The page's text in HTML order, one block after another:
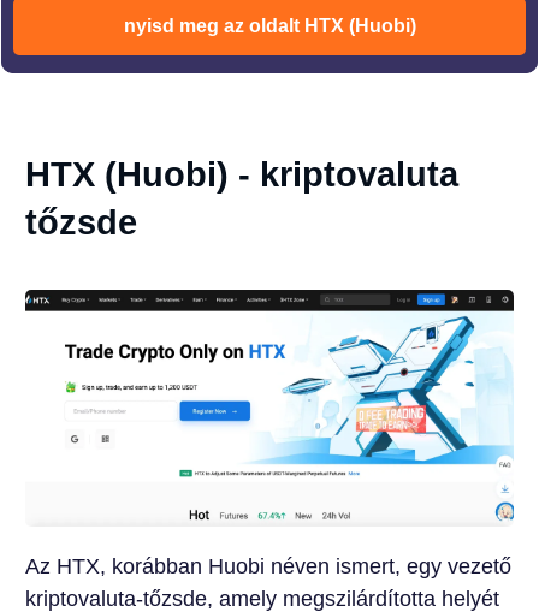
nyisd meg az oldalt HTX (Huobi)
HTX (Huobi) - kriptovaluta
tőzsde
Az HTX, korábban Huobi néven ismert, egy vezető
kriptovaluta-tőzsde, amely megszilárdította helyét